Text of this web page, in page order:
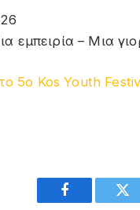
εμπειρία – Μια
5ο Kos Youth
Facebook